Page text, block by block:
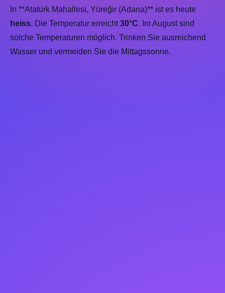
In **Atatürk Mahallesi, Yüreğir (Adana)** ist es heute
heiss. Die Temperatur erreicht30°C. Im August sind
solche Temperaturen möglich. Trinken Sie ausreichend
Wasser und vermeiden Sie die Mittagssonne.